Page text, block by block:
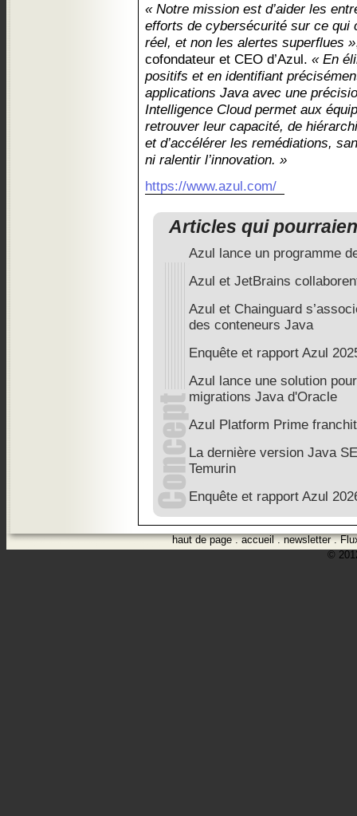
« Notre mission est d’aider les
efforts de cybersécurité sur ce qui
réel, et non les alertes superflues »
cofondateur et CEO d’Azul. « En
positifs et en identifiant
applications Java avec une
Intelligence Cloud permet aux
retrouver leur capacité, de
et d’accélérer les remédiations,
ni ralentir l’innovation. »
https://www.azul.com/
Articles qui
Azul lance un programme
Azul et JetBrains
Azul et Chainguard
des conteneurs Java
Enquête et rapport Azul
Azul lance une solution
migrations Java d'Oracle
Azul Platform Prime
La dernière version Java
Temurin
Enquête et rapport Azul
haut de page.accueil.newsletter.
©